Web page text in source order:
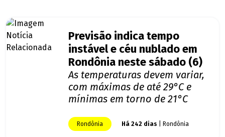
Previsão indica tempo
instável e céu nublado em
Rondônia neste sábado (6)
As temperaturas devem variar,
com máximas de até 29°C e
mínimas em torno de 21°C
Rondônia Há 242 dias | Rondônia